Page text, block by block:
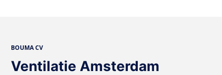
BOUMA CV
Ventilatie Amsterdam